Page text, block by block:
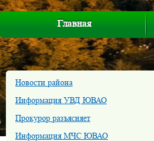
Главная
Новости района
Информация УВД ЮВАО
Прокурор разъясняет
Информация МЧС ЮВАО